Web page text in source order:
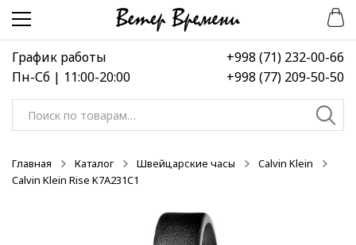
Перейти
навигации
Перейти
содержимому
График работы
Пн-Сб | 11:00-20:00
+998 (71) 232-00-66
+998 (77) 209-50-50
Искать:
Главная Каталог Швейцарские часы
Calvin Klein
Calvin Klein Rise K7A231C1
-50%
-50%
-50%